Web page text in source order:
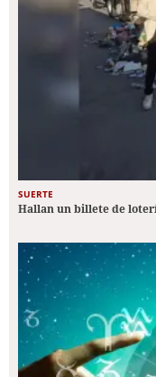
SUERTE
Hallan un billete de